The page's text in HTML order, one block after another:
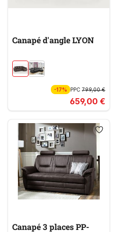
Canapé d'angle LYON
-17% PPC 799,00 €
659,00 €
Canapé 3 places PP-